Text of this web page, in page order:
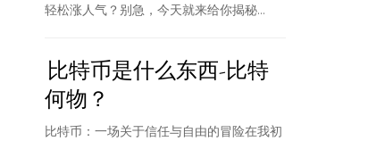
轻松涨人气？别急，今天就来给你揭秘...
比特币是什么东西-比特
何物？
比特币：一场关于信任与自由的冒险在我初